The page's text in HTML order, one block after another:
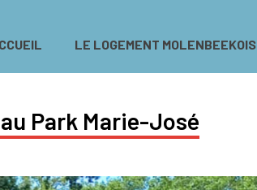
LE LOGEMENT MOLENBEEKOIS
Park Marie-José